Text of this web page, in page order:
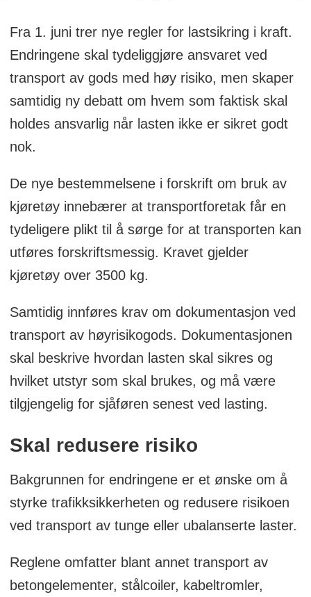
bemanning, og vi løfter derfor frem
utvalgte artikler fra første halvår som
fortsatt er aktuelle og relevante. Under
byline på artikkelen står datoen for når
den ble publisert første gang.
Fra 1. juni trer nye regler for lastsikring i kraft.
Endringene skal tydeliggjøre ansvaret ved
transport av gods med høy risiko, men skaper
samtidig ny debatt om hvem som faktisk skal
holdes ansvarlig når lasten ikke er sikret godt
nok.
De nye bestemmelsene i forskrift om bruk av
kjøretøy innebærer at transportforetak får en
tydeligere plikt til å sørge for at transporten kan
utføres forskriftsmessig. Kravet gjelder
kjøretøy over 3500 kg.
Samtidig innføres krav om dokumentasjon ved
transport av høyrisikogods. Dokumentasjonen
skal beskrive hvordan lasten skal sikres og
hvilket utstyr som skal brukes, og må være
tilgjengelig for sjåføren senest ved lasting.
Skal redusere risiko
Bakgrunnen for endringene er et ønske om å
styrke trafikksikkerheten og redusere risikoen
ved transport av tunge eller ubalanserte laster.
Reglene omfatter blant annet transport av
betongelementer, stålcoiler, kabeltromler,